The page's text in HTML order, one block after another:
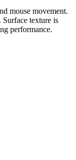
mouse movement.
Surface texture is
performance.